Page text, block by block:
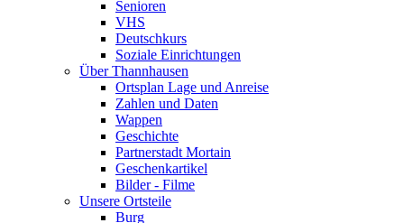
Senioren
VHS
Deutschkurs
Soziale Einrichtungen
Über Thannhausen
Ortsplan Lage und Anreise
Zahlen und Daten
Wappen
Geschichte
Partnerstadt Mortain
Geschenkartikel
Bilder - Filme
Unsere Ortsteile
Burg